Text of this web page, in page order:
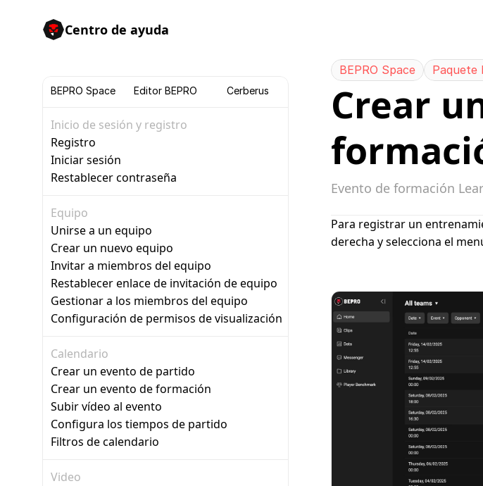
Centro de ayuda
BEPRO Space Editor BEPRO Cerberus
Inicio de sesión y registro
Registro
Iniciar sesión
Restablecer contraseña
Equipo
Unirse a un equipo
Crear un nuevo equipo
Invitar a miembros del equipo
Restablecer enlace de invitación de equipo
Gestionar a los miembros del equipo
Configuración de permisos de visualización
Calendario
Crear un evento de partido
Crear un evento de formación
Subir vídeo al evento
Configura los tiempos de partido
Filtros de calendario
Video
0
BEPRO Space Paquete
Crear
Evento de formación
Para registrar un
derecha y selecciona el